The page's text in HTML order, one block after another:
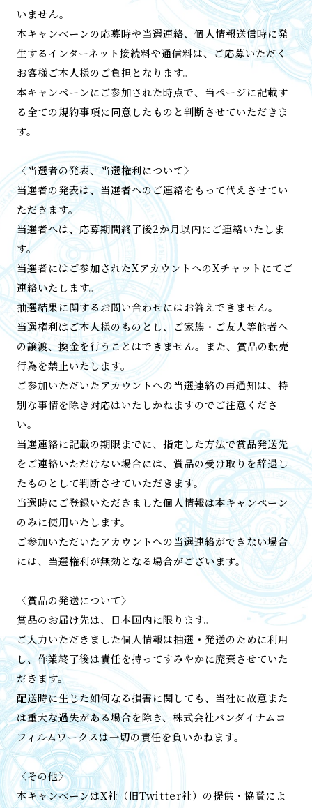
いません。
本キャンペーンの応募時や当選連絡、個人情報送信時に発
生するインターネット接続料や通信料は、ご応募いただく
お客様ご本人様のご負担となります。
本キャンペーンにご参加された時点で、当ページに記載す
る全ての規約事項に同意したものと判断させていただきま
す。
〈当選者の発表、当選権利について〉
当選者の発表は、当選者へのご連絡をもって代えさせてい
ただきます。
当選者へは、応募期間終了後2か月以内にご連絡いたしま
す。
当選者にはご参加されたXアカウントへのXチャットにてご
連絡いたします。
抽選結果に関するお問い合わせにはお答えできません。
当選権利はご本人様のものとし、ご家族・ご友人等他者へ
の譲渡、換金を行うことはできません。また、賞品の転売
行為を禁止いたします。
ご参加いただいたアカウントへの当選連絡の再通知は、特
別な事情を除き対応はいたしかねますのでご注意くださ
い。
当選連絡に記載の期限までに、指定した方法で賞品発送先
をご連絡いただけない場合には、賞品の受け取りを辞退し
たものとして判断させていただきます。
当選時にご登録いただきました個人情報は本キャンペーン
のみに使用いたします。
ご参加いただいたアカウントへの当選連絡ができない場合
には、当選権利が無効となる場合がございます。
〈賞品の発送について〉
賞品のお届け先は、日本国内に限ります。
ご入力いただきました個人情報は抽選・発送のために利用
し、作業終了後は責任を持ってすみやかに廃棄させていた
だきます。
配送時に生じた如何なる損害に関しても、当社に故意また
は重大な過失がある場合を除き、株式会社バンダイナムコ
フィルムワークスは一切の責任を負いかねます。
〈その他〉
本キャンペーンはX社（旧Twitter社）の提供・協賛によ